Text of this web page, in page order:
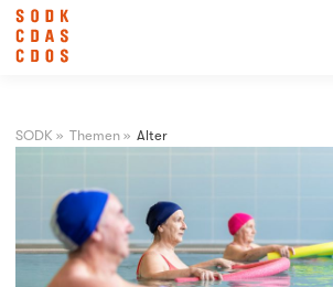
SODK » Themen » Alter